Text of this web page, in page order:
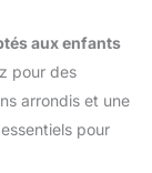
aux enfants
pour des
arrondis et une
pour